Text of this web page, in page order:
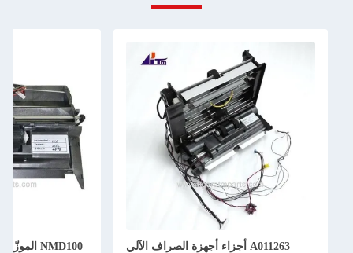
A011263 أجزاء أجهزة الصراف الآلي